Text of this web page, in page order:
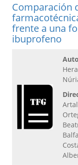
Comparación
frente a una
ibuprofeno